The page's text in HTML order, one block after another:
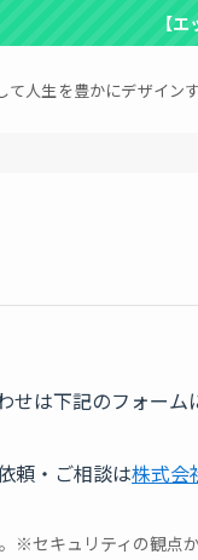
【
て人生を豊かにデザイン
せは下記のフォー
頼・ご相談は株式会
※セキュリティの観点